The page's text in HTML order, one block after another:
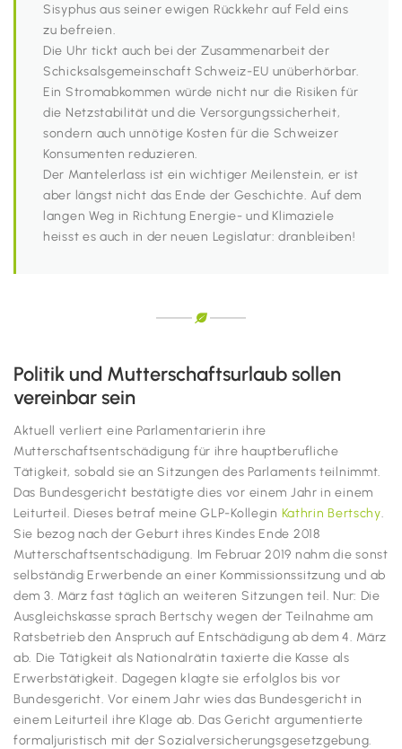
Sisyphus aus seiner ewigen Rückkehr auf Feld eins
zu befreien.
Die Uhr tickt auch bei der Zusammenarbeit der
Schicksalsgemeinschaft Schweiz-EU unüberhörbar.
Ein Stromabkommen würde nicht nur die Risiken für
die Netzstabilität und die Versorgungssicherheit,
sondern auch unnötige Kosten für die Schweizer
Konsumenten reduzieren.
Der Mantelerlass ist ein wichtiger Meilenstein, er ist
aber längst nicht das Ende der Geschichte. Auf dem
langen Weg in Richtung Energie- und Klimaziele
heisst es auch in der neuen Legislatur: dranbleiben!
Politik und Mutterschaftsurlaub sollen
vereinbar sein
Aktuell verliert eine Parlamentarierin ihre
Mutterschaftsentschädigung für ihre hauptberufliche
Tätigkeit, sobald sie an Sitzungen des Parlaments teilnimmt.
Das Bundesgericht bestätigte dies vor einem Jahr in einem
Leiturteil. Dieses betraf meine GLP-Kollegin Kathrin Bertschy.
Sie bezog nach der Geburt ihres Kindes Ende 2018
Mutterschaftsentschädigung. Im Februar 2019 nahm die sonst
selbständig Erwerbende an einer Kommissionssitzung und ab
dem 3. März fast täglich an weiteren Sitzungen teil. Nur: Die
Ausgleichskasse sprach Bertschy wegen der Teilnahme am
Ratsbetrieb den Anspruch auf Entschädigung ab dem 4. März
ab. Die Tätigkeit als Nationalrätin taxierte die Kasse als
Erwerbstätigkeit. Dagegen klagte sie erfolglos bis vor
Bundesgericht. Vor einem Jahr wies das Bundesgericht in
einem Leiturteil ihre Klage ab. Das Gericht argumentierte
formaljuristisch mit der Sozialversicherungsgesetzgebung.